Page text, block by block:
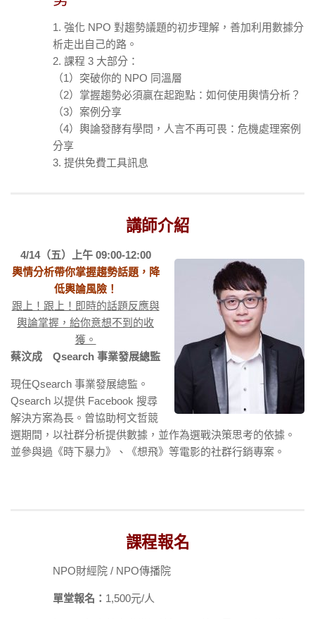
1. 強化 NPO 對趨勢議題的初步理解，善加利用數據分
析走出自己的路。
2. 課程 3 大部分：
（1）突破你的 NPO 同溫層
（2）掌握趨勢必須贏在起跑點：如何使用輿情分析？
（3）案例分享
（4）輿論發酵有學問，人言不再可畏：危機處理案例
分享
3. 提供免費工具訊息
講師介紹
4/14（五）上午 09:00-12:00
輿情分析帶你掌握趨勢話題，降
低輿論風險！
跟上！跟上！即時的話題反應與
輿論掌握，給你意想不到的收
獲。
蔡汶成 Qsearch 事業發展總監
現任Qsearch 事業發展總監。
Qsearch 以提供 Facebook 搜尋
解決方案為長。曾協助柯文哲競
選期間，以社群分析提供數據，並作為選戰決策思考的依據。
並參與過《時下暴力》、《想飛》等電影的社群行銷專案。
課程報名
NPO財經院 / NPO傳播院
單堂報名： 1,500元/人